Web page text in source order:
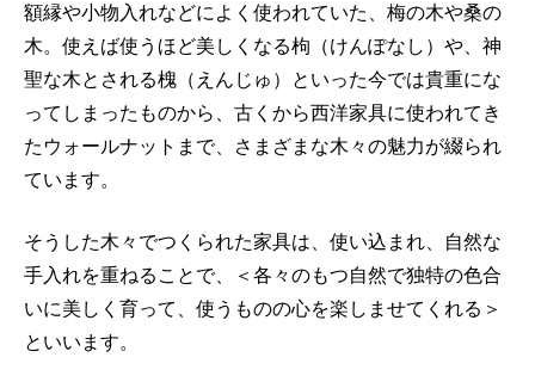
額縁や小物入れなどによく使われていた、梅の木や桑の
木。使えば使うほど美しくなる枸（けんぽなし）や、神
聖な木とされる槐（えんじゅ）といった今では貴重にな
ってしまったものから、古くから西洋家具に使われてき
たウォールナットまで、さまざまな木々の魅力が綴られ
ています。
そうした木々でつくられた家具は、使い込まれ、自然な
手入れを重ねることで、＜各々のもつ自然で独特の色合
いに美しく育って、使うものの心を楽しませてくれる＞
といいます。